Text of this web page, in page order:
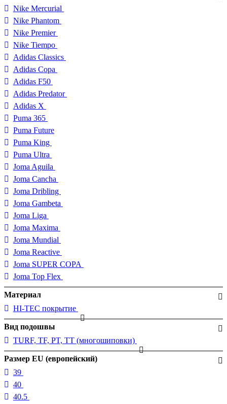
Nike Mercurial
Nike Phantom
Nike Premier
Nike Tiempo
Adidas Classics
Adidas Copa
Adidas F50
Adidas Predator
Adidas X
Puma 365
Puma Future
Puma King
Puma Ultra
Joma Aguila
Joma Cancha
Joma Dribling
Joma Gambeta
Joma Liga
Joma Maxima
Joma Mundial
Joma Reactive
Joma SUPER COPA
Joma Top Flex
Материал
HI-TEC покрытие
Вид подошвы
TURF, TF, PT, TT (многошиповки)
Размер EU (европейский)
39
40
40.5